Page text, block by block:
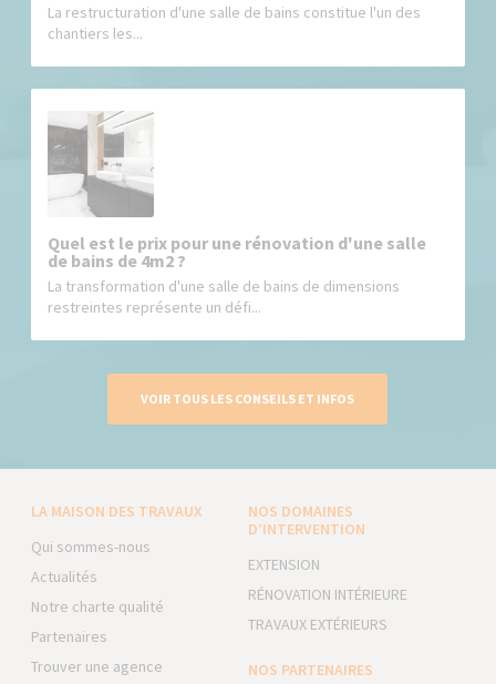
La restructuration d'une salle de bains constitue l'un des
chantiers les...
Quel est le prix pour une rénovation d'une salle
de bains de 4m2 ?
La transformation d'une salle de bains de dimensions
restreintes représente un défi...
VOIR TOUS LES CONSEILS ET INFOS
LA MAISON DES TRAVAUX
Qui sommes-nous
Actualités
Notre charte qualité
Partenaires
Trouver une agence
NOS DOMAINES
D’INTERVENTION
EXTENSION
RÉNOVATION INTÉRIEURE
TRAVAUX EXTÉRIEURS
NOS PARTENAIRES